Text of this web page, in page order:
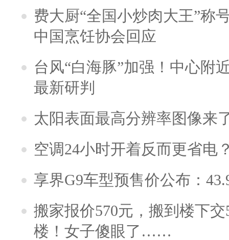
费大厨“全国小炒肉大王”称
中国烹饪协会回应
台风“白海豚”加强！中心附
最新研判
太阳表面最高分辨率图像来
空调24小时开着反而更省电
享界G9车型预售价公布：
搬家报价570元，搬到楼下
楼！女子傻眼了……